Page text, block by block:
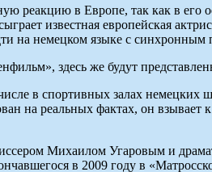
реакцию в Европе, так как в его
известная европейская
на немецком языке с синхронным
здесь же будут
в спортивных залах немецких
реальных фактах, он взывает к
Михаилом Угаровым и
в 2009 году в